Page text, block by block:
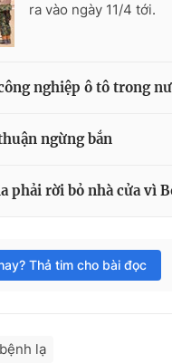
ra vào ngày 11/4 tới.
nghiệp ô tô trong
ngừng bắn
phải rời bỏ nhà cửa vì
Thả tim cho bài đọc
lạ